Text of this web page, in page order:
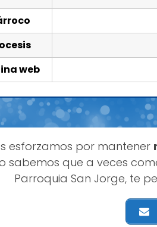
web
esforzamos por mantener
sabemos que a veces
Parroquia San Jorge, te